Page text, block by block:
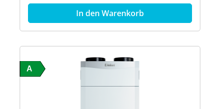
Merkmale - Bessere Luftqualität durch Agua-Care
- Integrierter Luftfeuchtigkeitssensor -
Bedarfsabhängige Regelung des
Luftvolumenstroms - Lüftungsgerät mit sehr
Lüftermotoren - Passivhauszertifikat -
Anschlussmöglichkeit für CO2 Sensoren -
Horizontale Montage unter Decke und vertikale
Montage an der Wand möglich - Kompatibel mit
In den Warenkorb
A